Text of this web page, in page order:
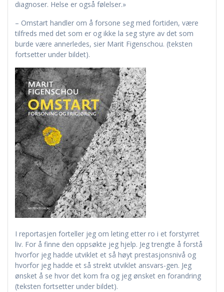
diagnoser. Helse er også følelser.»
– Omstart handler om å forsone seg med fortiden, være
tilfreds med det som er og ikke la seg styre av det som
burde være annerledes, sier Marit Figenschou. (teksten
fortsetter under bildet).
I reportasjen forteller jeg om leting etter ro i et forstyrret
liv. For å finne den oppsøkte jeg hjelp. Jeg trengte å forstå
hvorfor jeg hadde utviklet et så høyt prestasjonsnivå og
hvorfor jeg hadde et så strekt utviklet ansvars-gen. Jeg
ønsket å se hvor det kom fra og jeg ønsket en forandring
(teksten fortsetter under bildet).